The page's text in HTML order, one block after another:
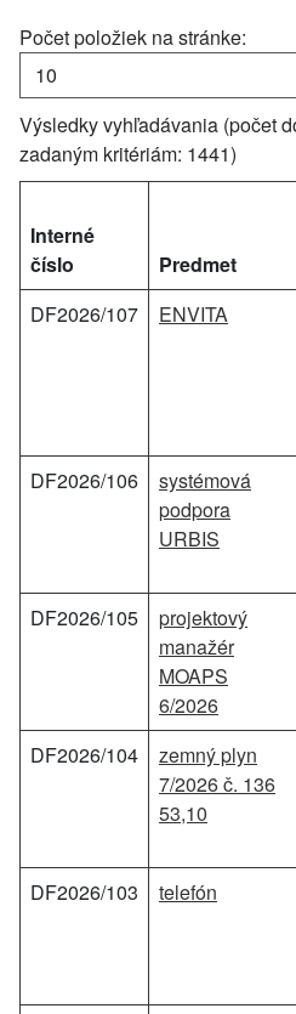
Počet položiek na stránke:
Výsledky vyhľadávania (počet
zadaným kritériám: 1441)
Interné
číslo
Predmet
DF2026/107
ENVITA
DF2026/106
systémová
podpora
URBIS
DF2026/105
projektový
manažér
MOAPS
6/2026
DF2026/104
zemný plyn
7/2026 č. 136
53,10
DF2026/103 telefón